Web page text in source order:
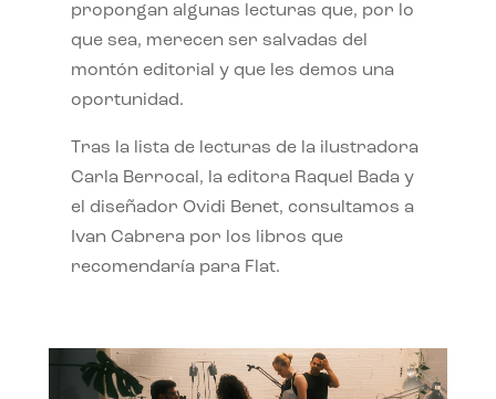
propongan algunas lecturas que, por lo
que sea, merecen ser salvadas del
montón editorial y que les demos una
oportunidad.
Tras la lista de lecturas de la ilustradora
Carla Berrocal, la editora Raquel Bada y
el diseñador Ovidi Benet, consultamos a
Ivan Cabrera por los libros que
recomendaría para Flat.